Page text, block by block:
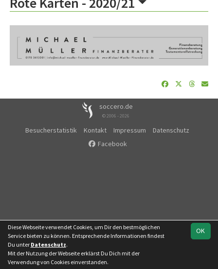
soccero.de
© 2006 - 2026
Besucherstatistik Kontakt Impressum
Datenschutz
Facebook
OK
Diese Webseite verwendet Cookies, um Dir den bestmöglichen
Service bieten zu können. Entsprechende Informationen findest
Du unter Datenschutz.
Mit der Nutzung der Webseite erklärst Du Dich mit der
Verwendung von Cookies einverstanden.